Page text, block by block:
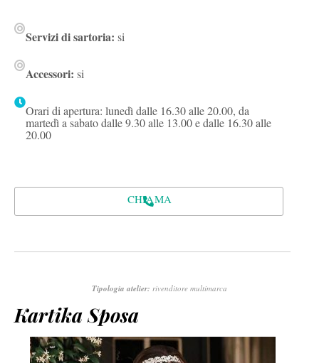
Servizi di sartoria: si
Accessori: si
Orari di apertura: lunedì dalle 16.30 alle 20.00, da
martedì a sabato dalle 9.30 alle 13.00 e dalle 16.30 alle
20.00
CHIAMA
Tipologia atelier: rivenditore multimarca
Kartika Sposa